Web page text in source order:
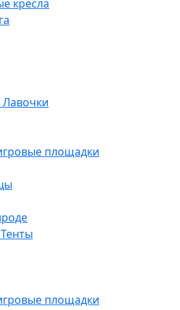
кресла
площадки
площадки